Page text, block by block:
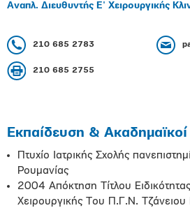
Αναπλ. Διευθυντής Ε' Χειρουργικής
210 685 2783
210 685 2755
Εκπαίδευση & Ακαδημαϊκοί
Πτυχίο Ιατρικής Σχολής
Ρουμανίας
2004 Απόκτηση Τίτλου
Χειρουργικής Του Π.Γ.Ν.